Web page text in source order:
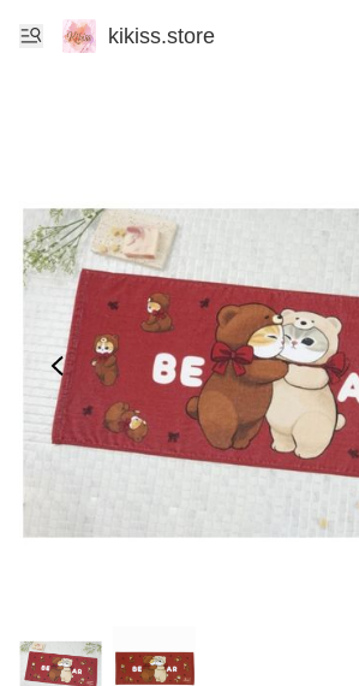
kikiss.store